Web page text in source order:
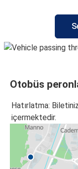
Roma
Roma
Otobüs
Hatırlatma:
içermektedir.